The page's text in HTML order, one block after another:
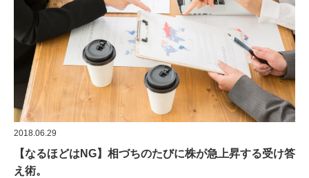
2018.06.29
【なるほどはNG】相づちのたびに株が急上昇する受け答
え術。